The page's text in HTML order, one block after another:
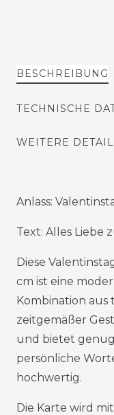
BESCHREIBUNG
TECHNISCHE
WEITERE
Anlass:
Text: Alles Liebe
Diese
cm ist eine
Kombination aus
zeitgemäßer
und bietet
persönliche
hochwertig.
Die Karte wird